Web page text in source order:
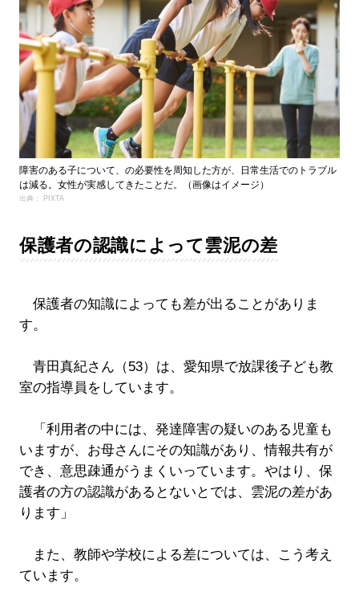
障害のある子について、の必要性を周知した方が、日常生活でのトラブル
は減る。女性が実感してきたことだ。（画像はイメージ）
出典： PIXTA
保護者の認識によって雲泥の差
保護者の知識によっても差が出ることがありま
す。
青田真紀さん（53）は、愛知県で放課後子ども教
室の指導員をしています。
「利用者の中には、発達障害の疑いのある児童も
いますが、お母さんにその知識があり、情報共有が
でき、意思疎通がうまくいっています。やはり、保
護者の方の認識があるとないとでは、雲泥の差があ
ります」
また、教師や学校による差については、こう考え
ています。